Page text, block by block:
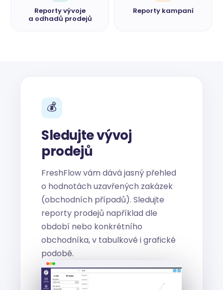
Reporty vývoje
a odhadů prodejů
Reporty kampaní
💰
Sledujte vývoj
prodejů
FreshFlow vám dává jasný přehled
o hodnotách uzavřených zakázek
(obchodních případů). Sledujte
reporty prodejů například dle
období nebo konkrétního
obchodníka, v tabulkové i grafické
podobě.